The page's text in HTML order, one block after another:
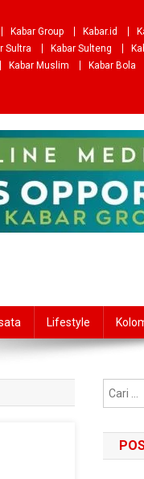
Kabar Group Kabar.id
Sultra Kabar Sulteng
Kabar Muslim Kabar Bola
Lifestyle